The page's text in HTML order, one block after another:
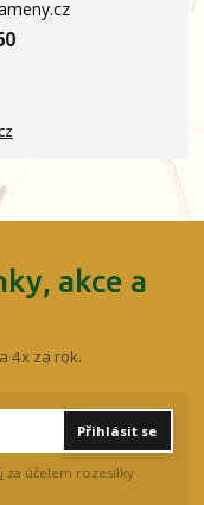
akce a
4x za rok.
Přihlásit se
za účelem rozesílky